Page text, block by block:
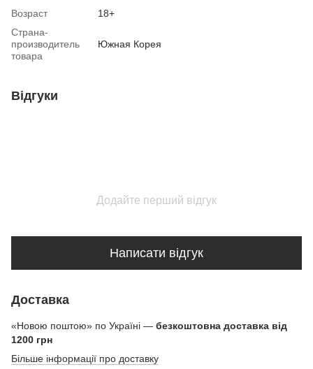
Возраст
18+
Страна-
производитель
товара
Южная Корея
Відгуки
Додайте перший відгук
Написати відгук
Доставка
«Новою поштою» по Україні — безкоштовна доставка від
1200 грн
Більше інформації про доставку